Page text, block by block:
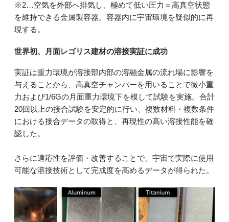
※2…空気を外部へ排気し、極めて低い圧力＝高真空状態
を維持できる金属製容器。容器内に宇宙環境を疑似的に再
現する。
世界初、月面レゴリス建材の溶接実証に成功
実証は重力環境が溶接部内部の溶融金属の流れ場に影響を
与えることから、高真空チャンバーを用いることで微小重
力および1/6Gの月面重力環境下を模して試験を実施。合計
20回以上の接合試験を安定的に行い、複数材料・複数条件
における接合データの取得と、再現性の高い溶接性能を確
認した。
さらに適応性を評価・改善することで、宇宙で実際に使用
可能な溶接技術として完成度を高めるデータが得られた。